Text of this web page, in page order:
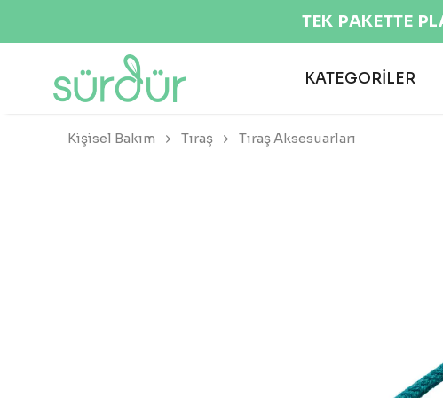
KATEGORİLER
Kişisel Bakım Tıraş Tıraş Aksesuarları